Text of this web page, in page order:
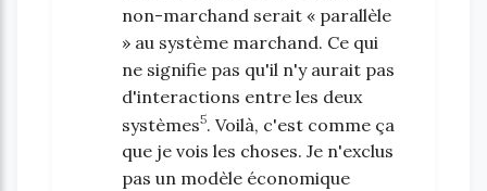
non-marchand serait « parallèle
» au système marchand. Ce qui
ne signifie pas qu'il n'y aurait pas
d'interactions entre les deux
systèmes5. Voilà, c'est comme ça
que je vois les choses. Je n'exclus
pas un modèle économique